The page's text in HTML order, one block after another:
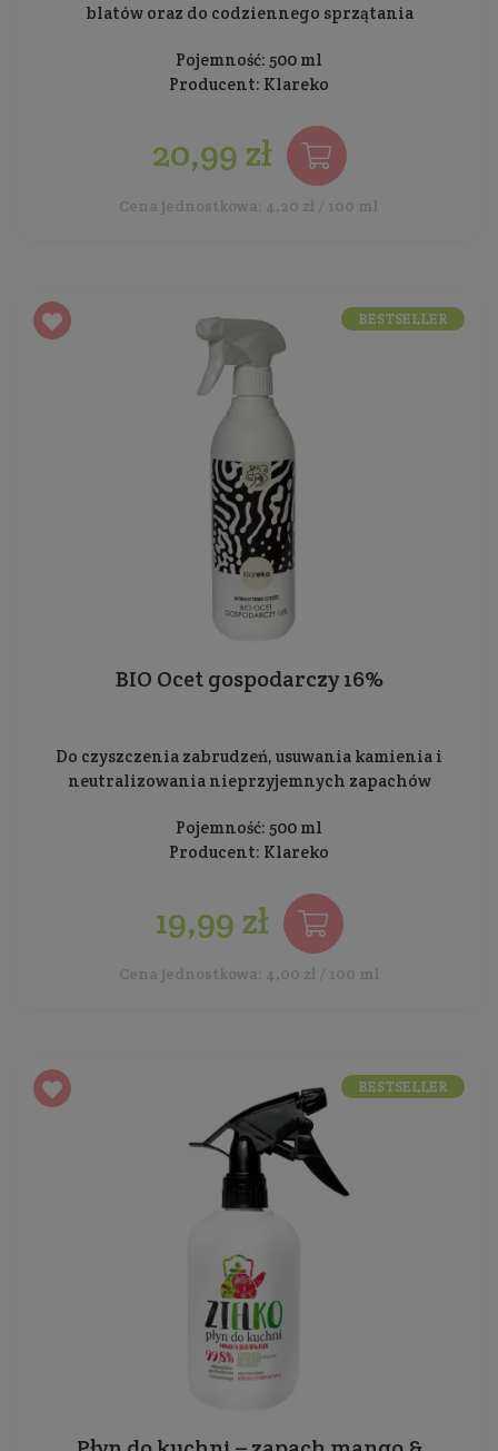
blatów oraz do codziennego sprzątania
Pojemność: 500 ml
Producent: Klareko
20,99 zł
Cena jednostkowa: 4,20 zł / 100 ml
BIO Ocet gospodarczy 16%
Do czyszczenia zabrudzeń, usuwania kamienia i
neutralizowania nieprzyjemnych zapachów
Pojemność: 500 ml
Producent: Klareko
19,99 zł
Cena jednostkowa: 4,00 zł / 100 ml
BESTSELLER
BESTSELLER